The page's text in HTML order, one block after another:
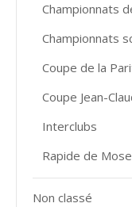
Championnats
Championnats
Coupe de la
Coupe Jean-
Interclubs
Rapide de
Non classé